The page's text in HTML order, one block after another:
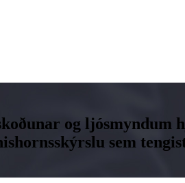
og
sem